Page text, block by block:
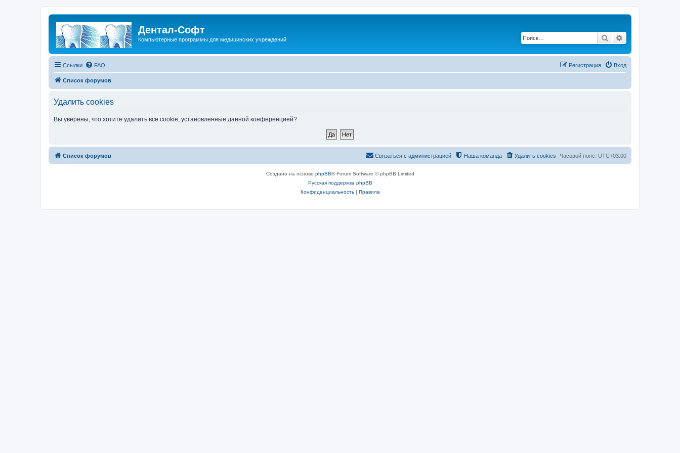
Дентал-Софт
Компьютерные программы для медицинских учреждений Поиск
Ссылки FAQ Вход
Регистрация
Список форумов
Удалить cookies
Вы уверены, что хотите удалить все cookie, установленные данной конференцией?
Список форумов Часовой пояс: UTC+03:00
Удалить cookies
Наша команда
Связаться с администрацией
Создано на основе phpBB® Forum Software © phpBB Limited
Русская поддержка phpBB
Конфиденциальность| Правила